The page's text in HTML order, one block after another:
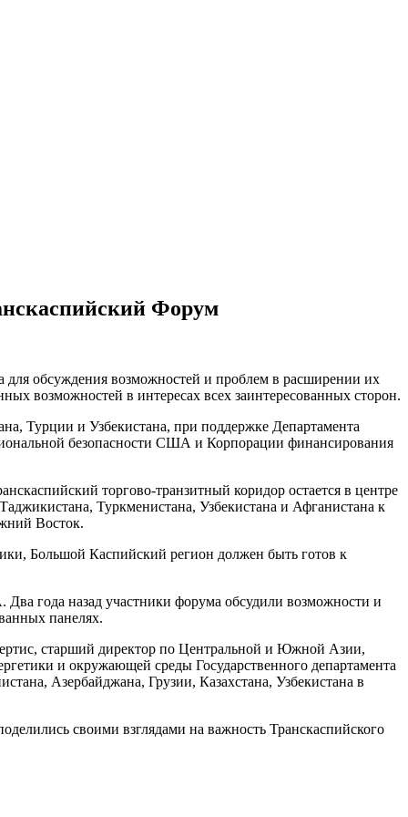
Форум
для обсуждения возможностей и проблем в расширении их
возможностей в интересах всех заинтересованных сторон.
Турции и Узбекистана, при поддержке Департамента
безопасности США и Корпорации финансирования
торгово-транзитный коридор остается в центре
Туркменистана, Узбекистана и Афганистана к
Восток.
Большой Каспийский регион должен быть готов к
года назад участники форума обсудили возможности и
панелях.
старший директор по Центральной и Южной Азии,
и окружающей среды Государственного департамента
Азербайджана, Грузии, Казахстана, Узбекистана в
своими взглядами на важность Транскаспийского